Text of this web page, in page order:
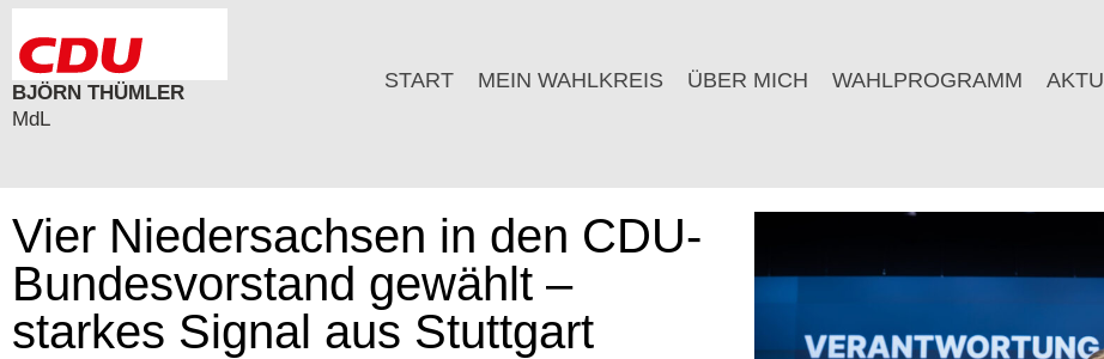
BJÖRN THÜMLER
MdL
START MEIN WAHLKREIS ÜBER MICH WAHLPROGRAMM
Vier Niedersachsen in den CDU-
Bundesvorstand gewählt –
starkes Signal aus Stuttgart